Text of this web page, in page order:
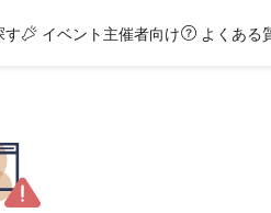
す イベント主催者向け よくある